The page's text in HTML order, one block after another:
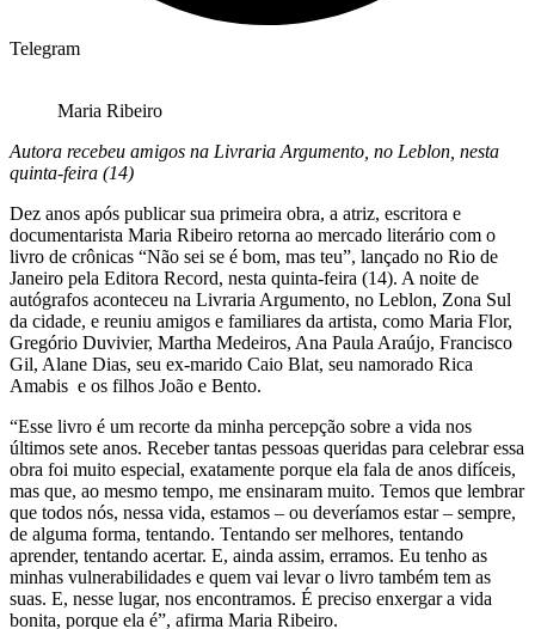
Telegram
Maria Ribeiro
Autora recebeu amigos na Livraria Argumento, no Leblon, nesta
quinta-feira (14)
Dez anos após publicar sua primeira obra, a atriz, escritora e
documentarista Maria Ribeiro retorna ao mercado literário com o
livro de crônicas “Não sei se é bom, mas teu”, lançado no Rio de
Janeiro pela Editora Record, nesta quinta-feira (14). A noite de
autógrafos aconteceu na Livraria Argumento, no Leblon, Zona Sul
da cidade, e reuniu amigos e familiares da artista, como Maria Flor,
Gregório Duvivier, Martha Medeiros, Ana Paula Araújo, Francisco
Gil, Alane Dias, seu ex-marido Caio Blat, seu namorado Rica
Amabis e os filhos João e Bento.
“Esse livro é um recorte da minha percepção sobre a vida nos
últimos sete anos. Receber tantas pessoas queridas para celebrar essa
obra foi muito especial, exatamente porque ela fala de anos difíceis,
mas que, ao mesmo tempo, me ensinaram muito. Temos que lembrar
que todos nós, nessa vida, estamos – ou deveríamos estar – sempre,
de alguma forma, tentando. Tentando ser melhores, tentando
aprender, tentando acertar. E, ainda assim, erramos. Eu tenho as
minhas vulnerabilidades e quem vai levar o livro também tem as
suas. E, nesse lugar, nos encontramos. É preciso enxergar a vida
bonita, porque ela é”, afirma Maria Ribeiro.